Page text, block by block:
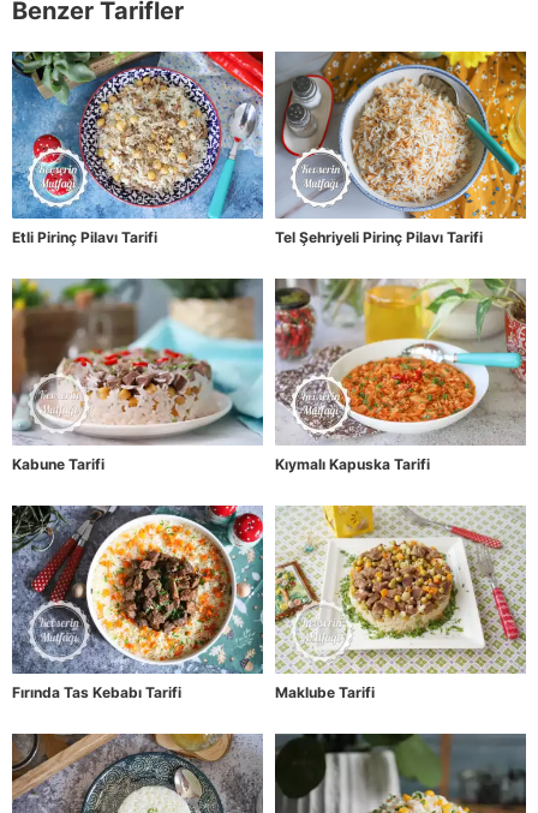
Benzer Tarifler
Etli Pirinç Pilavı Tarifi Tel Şehriyeli Pirinç Pilavı Tarifi
Kabune Tarifi Kıymalı Kapuska Tarifi
Fırında Tas Kebabı Tarifi Maklube Tarifi